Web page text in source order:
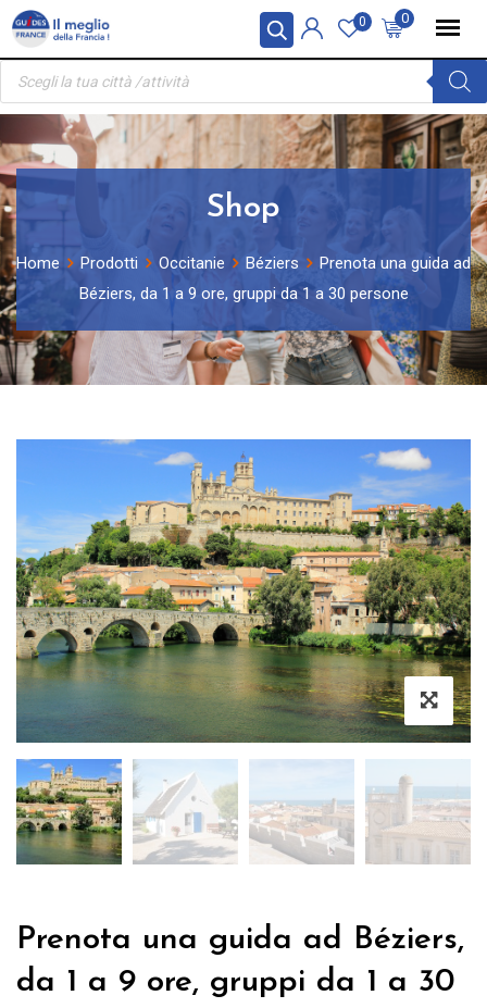
Pannello di gestione dei cookies
Skip
content
0
0
Ricerca
prodotti
Shop
Home Prodotti Occitanie Béziers
Prenota una guida ad
Béziers, da 1 a 9 ore, gruppi da 1 a 30 persone
Prenota una guida ad Béziers,
da 1 a 9 ore, gruppi da 1 a 30